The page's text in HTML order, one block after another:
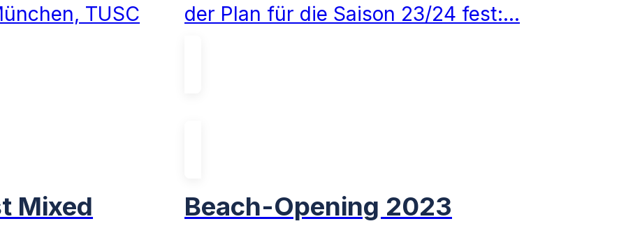
TUSC
der Plan für die Saison 23/24 fest:…
Mixed
Beach-Opening 2023